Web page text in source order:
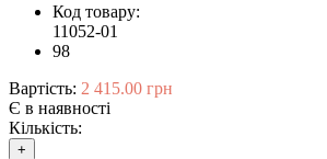
Код товару:
11052-01
98
Вартість: 2 415.00 грн
Є в наявності
Кількість:
+